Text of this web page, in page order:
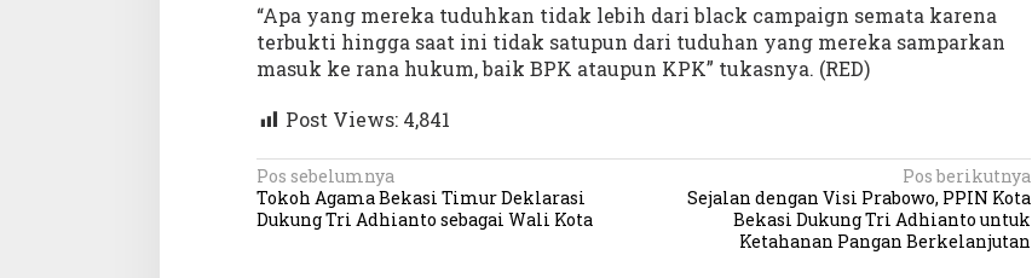
“Apa yang mereka tuduhkan tidak lebih dari black campaign semata karena
terbukti hingga saat ini tidak satupun dari tuduhan yang mereka samparkan
masuk ke rana hukum, baik BPK ataupun KPK” tukasnya. (RED)
Post Views: 4,841
N
a
Pos sebelumnya
Tokoh Agama Bekasi Timur Deklarasi
Dukung Tri Adhianto sebagai Wali Kota
Pos berikutnya
Sejalan dengan Visi Prabowo, PPIN Kota
Bekasi Dukung Tri Adhianto untuk
Ketahanan Pangan Berkelanjutan